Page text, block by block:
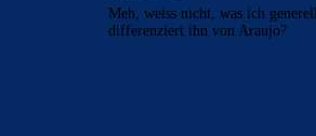
Meh, weiss nicht, was ich
differenziert ihn von Araujo?